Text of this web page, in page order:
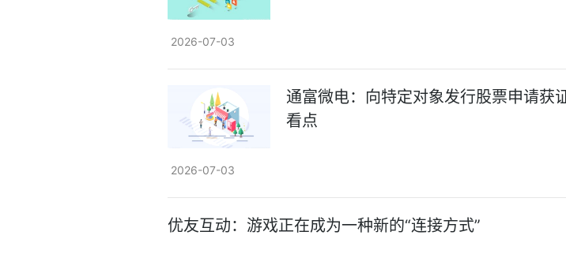
2026-07-03
通富微电：向特定对象发行股票申请获
看点
2026-07-03
优友互动：游戏正在成为一种新的“连接方式”